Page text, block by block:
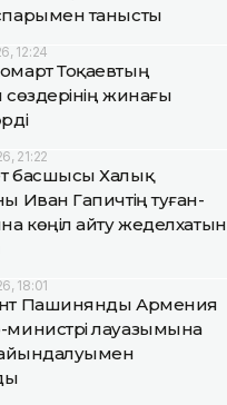
танысты
12:24
Тоқаевтың
жинағы
21:22
басшысы Халық
Иван Гапичтің туған-
көңіл айту жеделхатын
18:01
Пашинянды Армения
лауазымына